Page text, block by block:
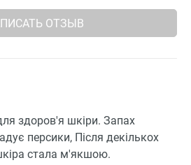
ОТЗЫВ
здоров'я шкіри. Запах
персики, Після декількох
стала м'якшою.